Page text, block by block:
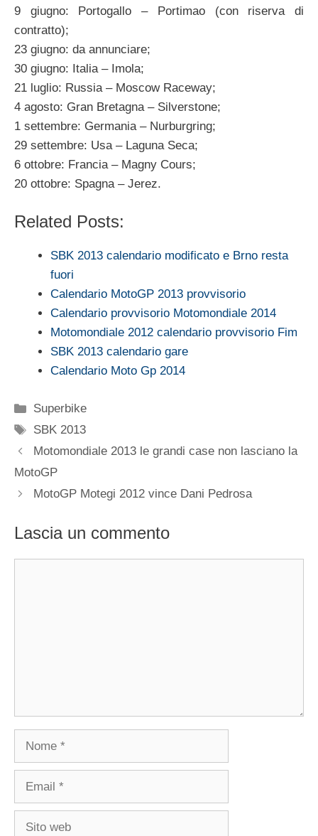
9 giugno: Portogallo – Portimao (con riserva di
contratto);
23 giugno: da annunciare;
30 giugno: Italia – Imola;
21 luglio: Russia – Moscow Raceway;
4 agosto: Gran Bretagna – Silverstone;
1 settembre: Germania – Nurburgring;
29 settembre: Usa – Laguna Seca;
6 ottobre: Francia – Magny Cours;
20 ottobre: Spagna – Jerez.
Related Posts:
SBK 2013 calendario modificato e Brno resta
fuori
Calendario MotoGP 2013 provvisorio
Calendario provvisorio Motomondiale 2014
Motomondiale 2012 calendario provvisorio Fim
SBK 2013 calendario gare
Calendario Moto Gp 2014
Categorie
Superbike
Tag
SBK 2013
Motomondiale 2013 le grandi case non lasciano la
MotoGP
MotoGP Motegi 2012 vince Dani Pedrosa
Lascia un commento
Nome
Email
Sito